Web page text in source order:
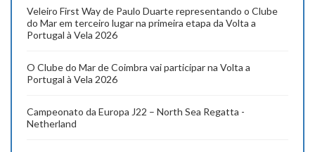
Veleiro First Way de Paulo Duarte representando o Clube
do Mar em terceiro lugar na primeira etapa da Volta a
Portugal à Vela 2026
O Clube do Mar de Coimbra vai participar na Volta a
Portugal à Vela 2026
Campeonato da Europa J22 – North Sea Regatta -
Netherland